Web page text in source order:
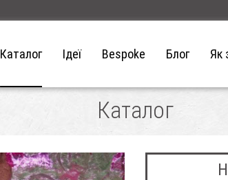
Каталог Ідеї Bespoke Блог Як
Каталог